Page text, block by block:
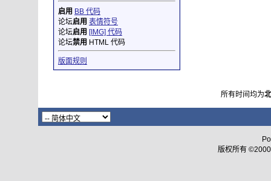
启用 BB 代码
论坛启用 表情符号
论坛启用 [IMG] 代码
论坛禁用 HTML 代码
版面规则
所有时间均为
版权所有